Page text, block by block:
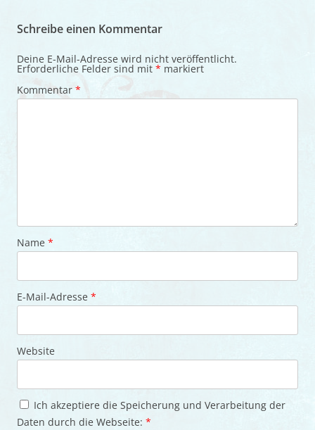
Schreibe einen Kommentar
Deine E-Mail-Adresse wird nicht veröffentlicht.
Erforderliche Felder sind mit * markiert
Kommentar *
Name *
E-Mail-Adresse *
Website
Ich akzeptiere die Speicherung und Verarbeitung der
Daten durch die Webseite: *